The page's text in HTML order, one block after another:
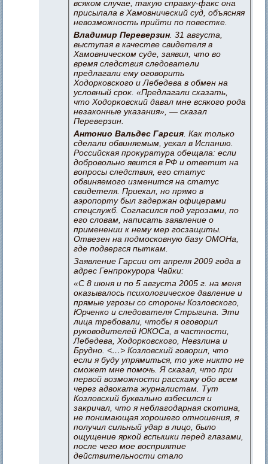
всяком случае, такую справку-факс она
присылала в Хамовнический суд, объясняя
невозможность прийти по повестке.
Владимир Переверзин . 31 августа,
выступая в качестве свидетеля в
Хамовническом суде, заявил, что во
время следствия следователи
предлагали ему оговорить
Ходорковского и Лебедева в обмен на
условный срок. «Предлагали сказать,
что Ходорковский давал мне всякого рода
незаконные указания», — сказал
Переверзин.
Антонио Вальдес Гарсия . Как только
сделали обвиняемым, уехал в Испанию.
Российская прокуратура обещала: если
добровольно явится в РФ и ответит на
вопросы следствия, его статус
обвиняемого изменится на статус
свидетеля. Приехал, но прямо в
аэропорту был задержан офицерами
спецслужб. Согласился под угрозами, по
его словам, написать заявление о
применении к нему мер госзащиты.
Отвезен на подмосковную базу ОМОНа,
где подвергся пыткам.
Заявление Гарсии от апреля 2009 года в
адрес Генпрокурора Чайки:
«С 8 июня и по 5 августа 2005 г. на меня
оказывалось психологическое давление и
прямые угрозы со стороны Козловского,
Юрченко и следователя Стрыгина. Эти
лица требовали, чтобы я оговорил
руководителей ЮКОСа, в частности,
Лебедева, Ходорковского, Невзлина и
Брудно. <…> Козловский говорил, что
если я буду упрямиться, то уже никто не
сможет мне помочь. Я сказал, что при
первой возможности расскажу обо всем
через адвоката журналистам. Тут
Козловский буквально взбесился и
закричал, что я неблагодарная скотина,
не понимающая хорошего отношения, я
получил сильный удар в лицо, было
ощущение яркой вспышки перед глазами,
после чего мое восприятие
действительности стало